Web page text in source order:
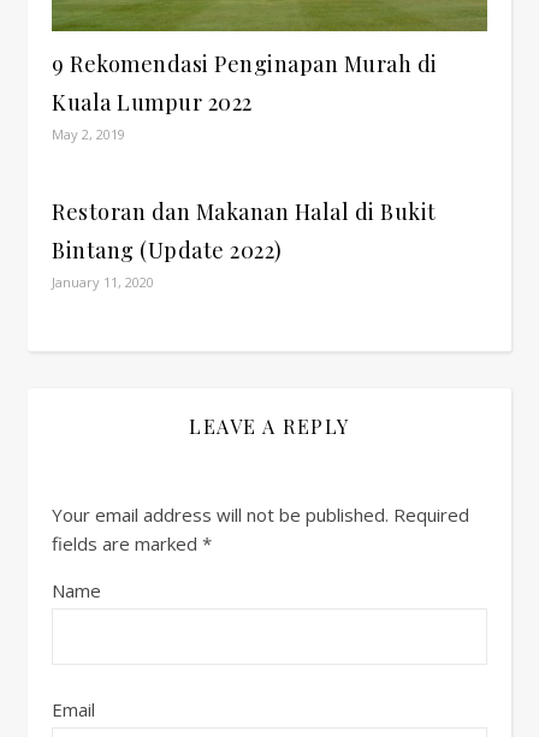
9 Rekomendasi Penginapan Murah di
Kuala Lumpur 2022
May 2, 2019
Restoran dan Makanan Halal di Bukit
Bintang (Update 2022)
January 11, 2020
LEAVE A REPLY
Your email address will not be published. Required
fields are marked *
Name
Email